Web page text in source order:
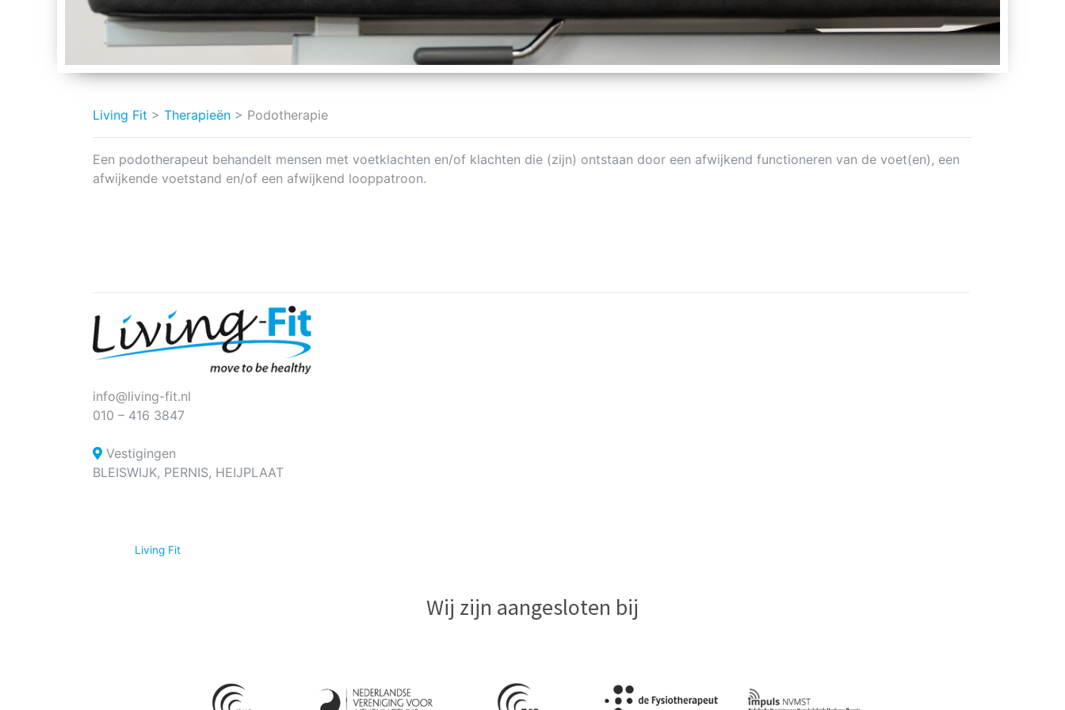
Living Fit > Therapieën > Podotherapie
Een podotherapeut behandelt mensen met voetklachten en/of klachten die (zijn) ontstaan door een afwijkend functioneren van de voet(en), een
afwijkende voetstand en/of een afwijkend looppatroon.
info@living-fit.nl
010 – 416 3847
Vestigingen
BLEISWIJK, PERNIS, HEIJPLAAT
Living Fit
Wij zijn aangesloten bij